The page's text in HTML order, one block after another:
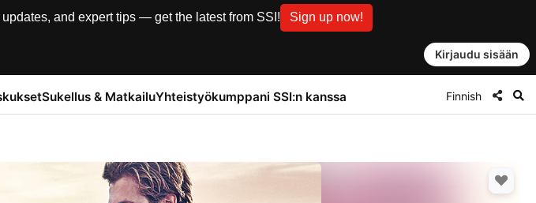
and expert tips — get the latest from SSI! Sign up now!
Kirjaudu sisään
Sukellus & MatkailuYhteistyökumppani SSI:n kanssa Finnish